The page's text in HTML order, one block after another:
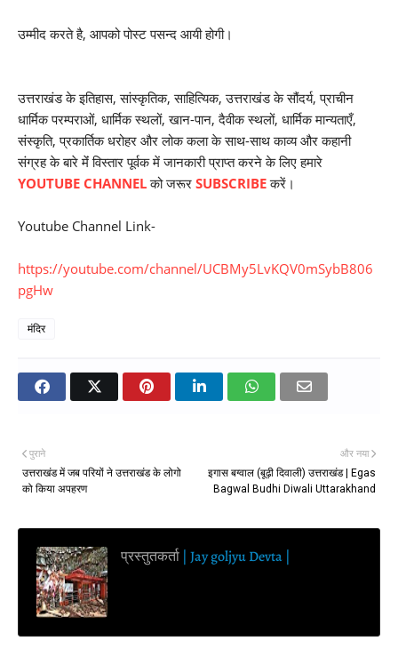
उम्मीद करते है, आपको पोस्ट पसन्द आयी होगी।
उत्तराखंड के इतिहास, सांस्कृतिक, साहित्यिक, उत्तराखंड के सौंदर्य, प्राचीन
धार्मिक परम्पराओं, धार्मिक स्थलों, खान-पान, दैवीक स्थलों, धार्मिक मान्यताएँ,
संस्कृति, प्रकार्तिक धरोहर और लोक कला के साथ-साथ काव्य और कहानी
संग्रह के बारे मेंं विस्तार पूर्वक में जानकारी प्राप्त करने के लिए हमारे
YOUTUBE CHANNELको जरूर SUBSCRIBEकरें।
Youtube Channel Link-
https://youtube.com/channel/UCBMy5LvKQV0mSybB806
pgHw
मंदिर
और नया
इगास बग्वाल (बूढ़ी दिवाली) उत्तराखंड | Egas
Bagwal Budhi Diwali Uttarakhand
पुराने
उत्तराखंड में जब परियों ने उत्तराखंड के लोगो
को किया अपहरण
प्रस्तुतकर्ता | Jay goljyu Devta |